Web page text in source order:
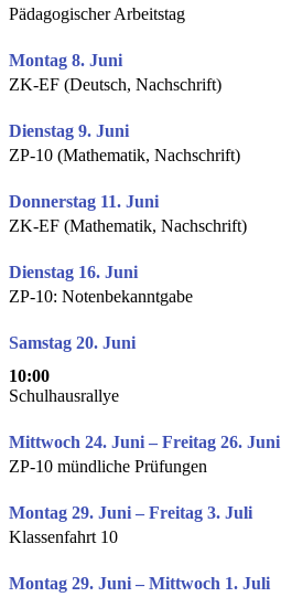
Pädagogischer Arbeitstag
Montag 8. Juni
ZK-EF (Deutsch, Nachschrift)
Dienstag 9. Juni
ZP-10 (Mathematik, Nachschrift)
Donnerstag 11. Juni
ZK-EF (Mathematik, Nachschrift)
Dienstag 16. Juni
ZP-10: Notenbekanntgabe
Samstag 20. Juni
10:00
Schulhausrallye
Mittwoch 24. Juni – Freitag 26. Juni
ZP-10 mündliche Prüfungen
Montag 29. Juni – Freitag 3. Juli
Klassenfahrt 10
Montag 29. Juni – Mittwoch 1. Juli